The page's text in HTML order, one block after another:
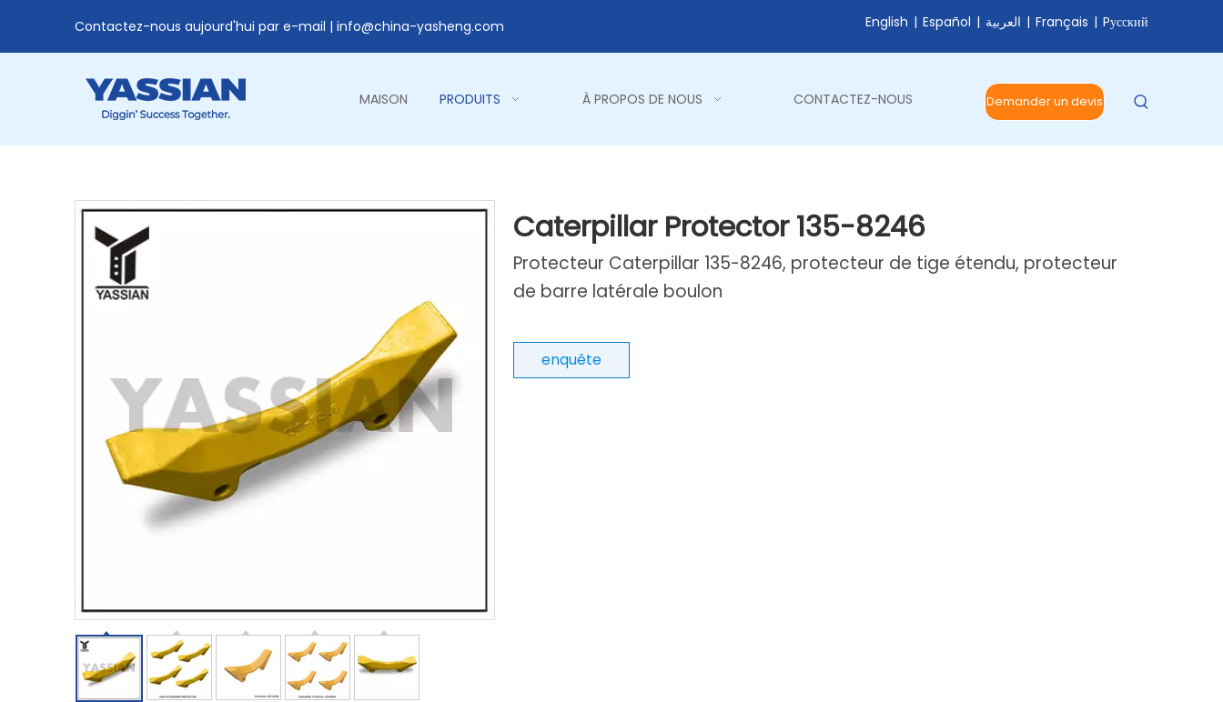
Contactez-nous aujourd'hui par e-mail | info@china-yasheng.com English | Español | العربية | Français | Pусский
MAISON PRODUITS À PROPOS DE NOUS CONTACTEZ-NOUS Demander un devis
Caterpillar Protector 135-8246
Protecteur Caterpillar 135-8246, protecteur de tige étendu, protecteur
de barre latérale boulon
enquête